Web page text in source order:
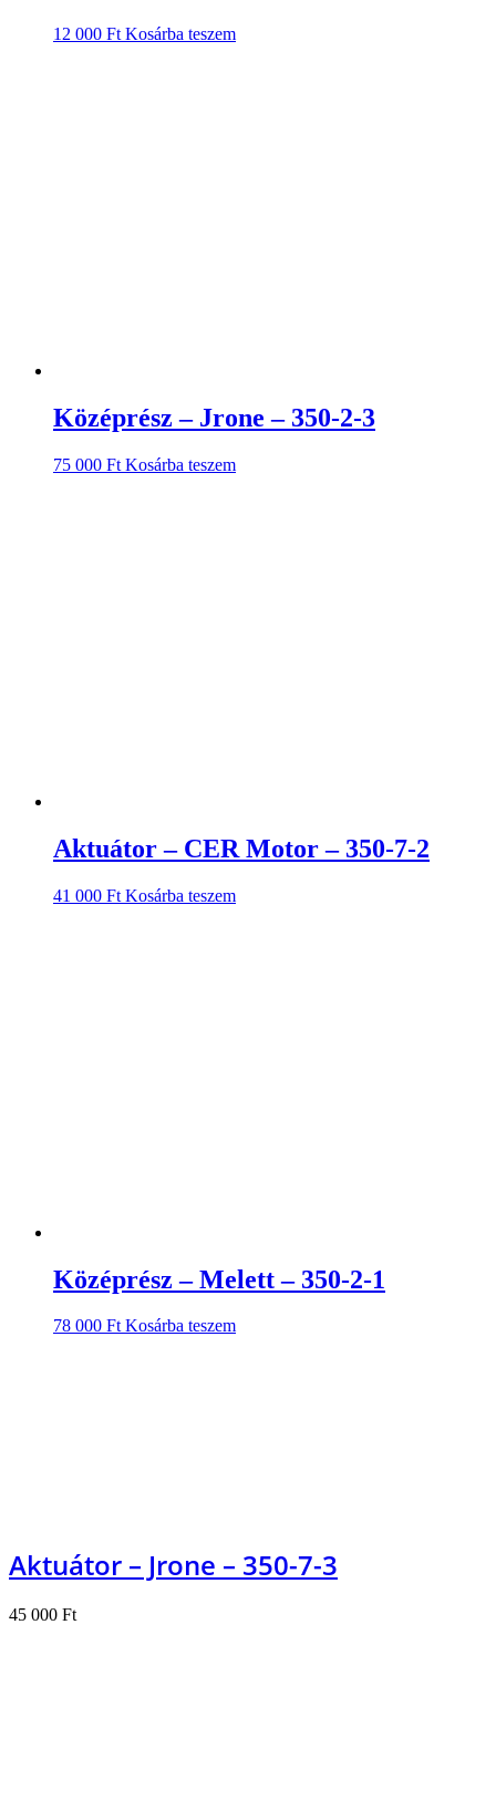
12 000 Ft Kosárba teszem
Középrész – Jrone – 350-2-3
75 000 Ft Kosárba teszem
Aktuátor – CER Motor – 350-7-2
41 000 Ft Kosárba teszem
Középrész – Melett – 350-2-1
78 000 Ft Kosárba teszem
Aktuátor – Jrone – 350-7-3
45 000 Ft